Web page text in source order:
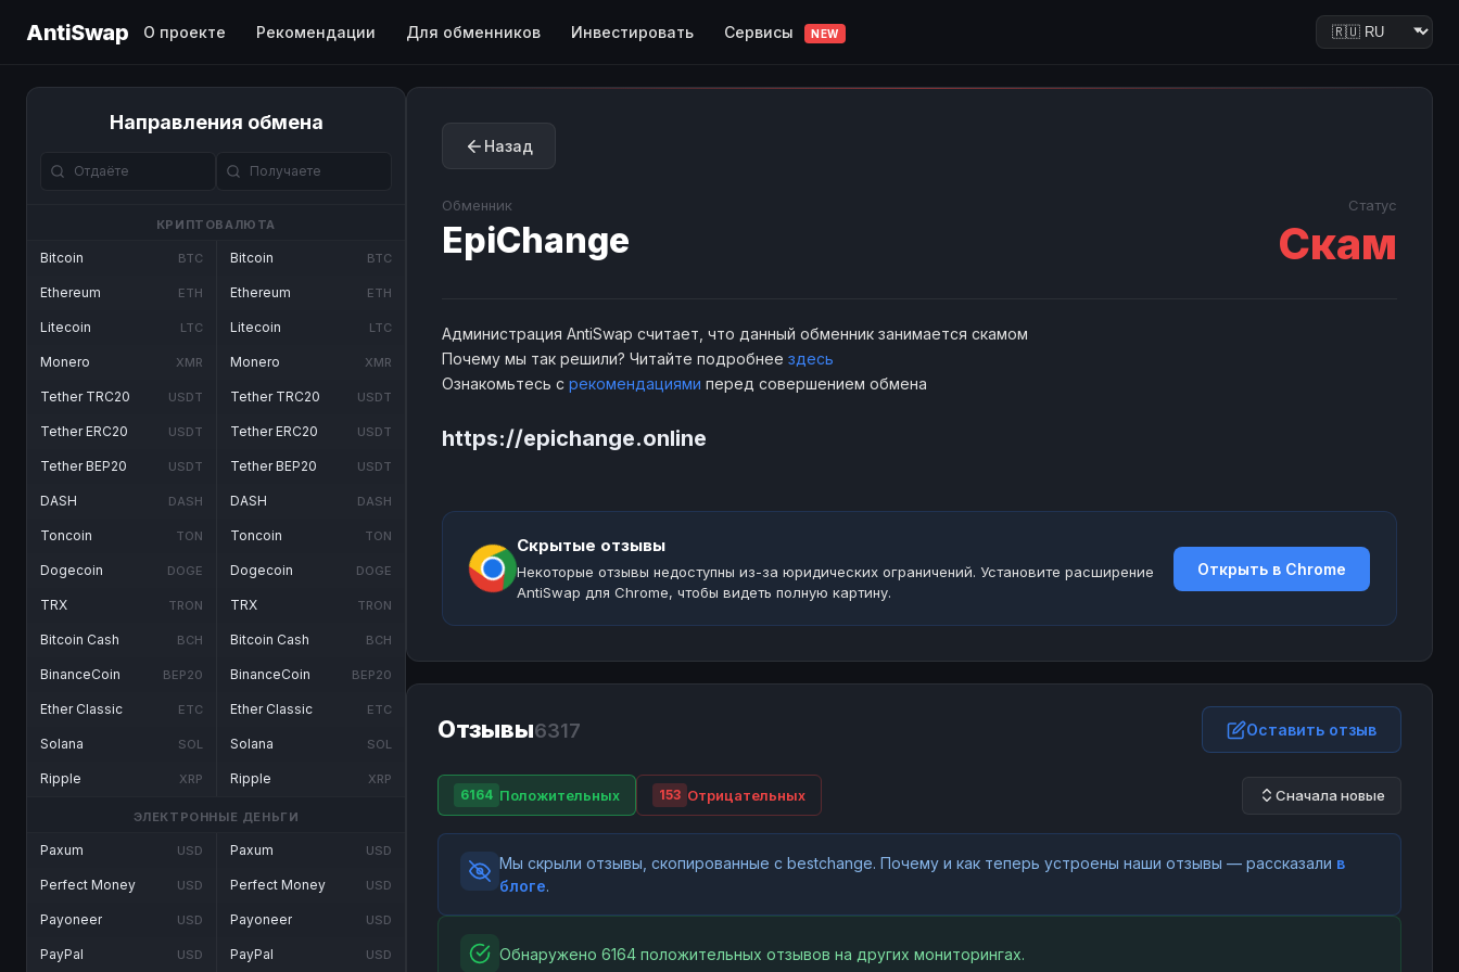
AntiSwap О проекте Рекомендации Для обменников Инвестировать Сервисы NEW
Направления обмена
КРИПТОВАЛЮТА
Bitcoin BTC
Ethereum ETH
Litecoin LTC
Monero XMR
Tether TRC20 USDT
Tether ERC20 USDT
Tether BEP20 USDT
DASH DASH
Toncoin TON
Dogecoin DOGE
TRX TRON
Bitcoin Cash BCH
BinanceCoin BEP20
Ether Classic ETC
Solana SOL
Ripple XRP
Bitcoin BTC
Ethereum ETH
Litecoin LTC
Monero XMR
Tether TRC20 USDT
Tether ERC20 USDT
Tether BEP20 USDT
DASH DASH
Toncoin TON
Dogecoin DOGE
TRX TRON
Bitcoin Cash BCH
BinanceCoin BEP20
Ether Classic ETC
Solana SOL
Ripple XRP
ЭЛЕКТРОННЫЕ ДЕНЬГИ
Paxum USD
Perfect Money USD
Payoneer USD
PayPal USD
Paxum USD
Perfect Money USD
Payoneer USD
PayPal USD
Назад
Обменник
EpiChange
Статус
Скам
Администрация AntiSwap считает, что данный обменник занимается скамом
Почему мы так решили? Читайте подробнее здесь
Ознакомьтесь с рекомендациями перед совершением обмена
https://epichange.online
Скрытые отзывы
Некоторые отзывы недоступны из-за юридических ограничений. Установите расширение
AntiSwap для Chrome, чтобы видеть полную картину.
Открыть в Chrome
Отзывы6317 Оставить отзыв
6164 Положительных 153 Отрицательных Сначала новые
Мы скрыли отзывы, скопированные с bestchange. Почему и как теперь устроены наши отзывы — рассказали в
блоге.
Обнаружено 6164 положительных отзывов на других мониторингах.